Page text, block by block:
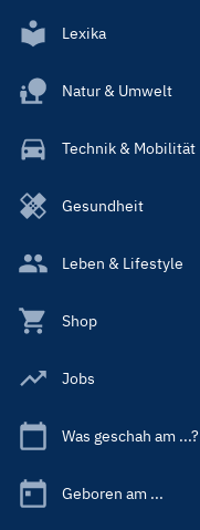
Lexika
Natur & Umwelt
Technik & Mobilität
Gesundheit
Leben & Lifestyle
Shop
Jobs
Was geschah am ...?
Geboren am ...